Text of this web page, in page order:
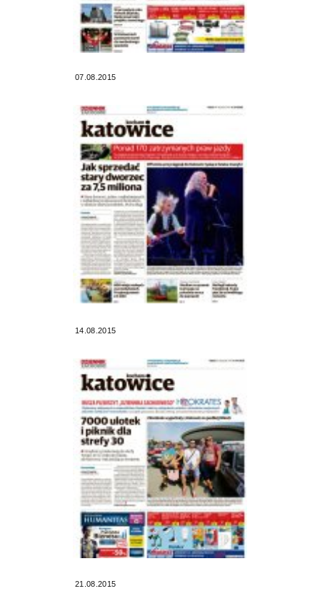
07.08.2015
14.08.2015
21.08.2015